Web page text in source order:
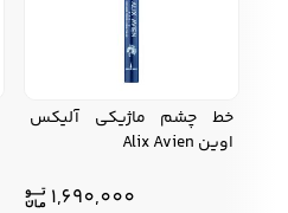
لباس زیر و راحتی
خط چشم ماژیکی آلیکس
اوین Alix Avien
1,690,000